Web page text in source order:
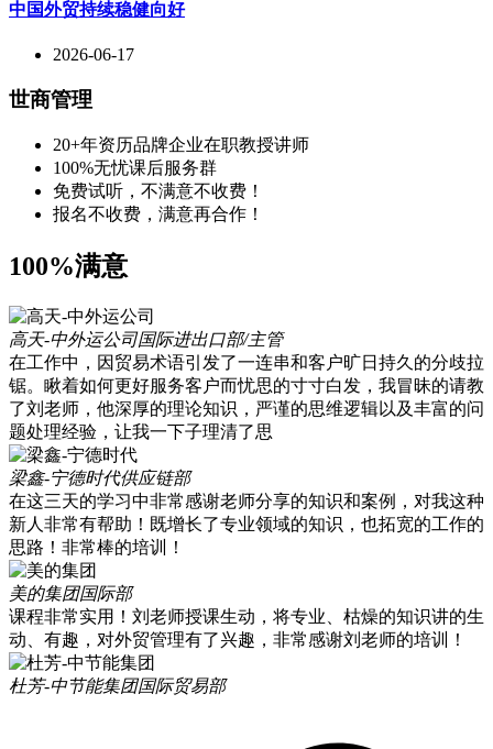
中国外贸持续稳健向好
2026-06-17
世商管理
20+年资历品牌企业在职教授讲师
100%无忧课后服务群
免费试听，不满意不收费！
报名不收费，满意再合作！
100%满意
高天-中外运公司国际进出口部/主管
在工作中，因贸易术语引发了一连串和客户旷日持久的分歧拉
锯。瞅着如何更好服务客户而忧思的寸寸白发，我冒昧的请教
了刘老师，他深厚的理论知识，严谨的思维逻辑以及丰富的问
题处理经验，让我一下子理清了思
梁鑫-宁德时代供应链部
在这三天的学习中非常感谢老师分享的知识和案例，对我这种
新人非常有帮助！既增长了专业领域的知识，也拓宽的工作的
思路！非常棒的培训！
美的集团国际部
课程非常实用！刘老师授课生动，将专业、枯燥的知识讲的生
动、有趣，对外贸管理有了兴趣，非常感谢刘老师的培训！
杜芳-中节能集团国际贸易部